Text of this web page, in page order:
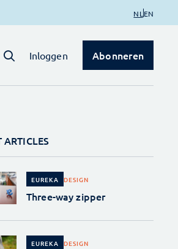
NL EN
Inloggen Abonneren
ARTICLES
EUREKA DESIGN
Three-way zipper
EUREKA DESIGN